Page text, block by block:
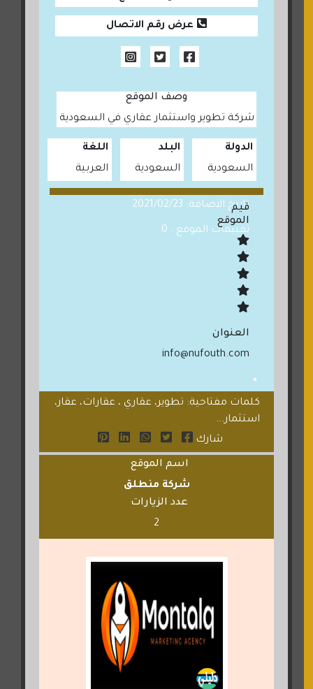
عرض رقم الاتصال
وصف الموقع
شركة تطوير واستثمار عقاري في السعودية
الدولة
السعودية
البلد
السعودية
اللغة
العربية
تاريخ الاضافة: 2021/02/23
تقييمات الموقع : 0
قيم
الموقع
العنوان
info@nufouth.com
كلمات مفتاحية: تطوير، عقاري ، عقارات، عقار،
استثمار...
شارك
اسم الموقع
شركة منطلق
عدد الزيارات
2